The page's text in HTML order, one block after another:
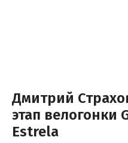
Дмитрий
этап велогонки
Estrela